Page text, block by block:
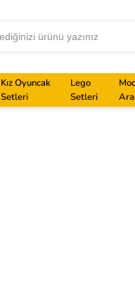
Kız Oyuncak
Setleri
Lego
Setleri